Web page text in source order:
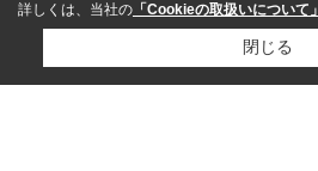
詳しくは、当社の 「Cookieの取扱いについて」
閉じる